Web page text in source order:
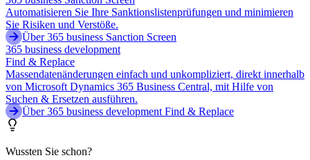
Automatisieren Sie Ihre Sanktionslistenprüfungen und minimieren
Sie Risiken und Verstöße.
Über 365 business Sanction Screen
365 business development
Find & Replace
Massendatenänderungen einfach und unkompliziert, direkt innerhalb
von Microsoft Dynamics 365 Business Central, mit Hilfe von
Suchen & Ersetzen ausführen.
Über 365 business development Find & Replace
Wussten Sie schon?